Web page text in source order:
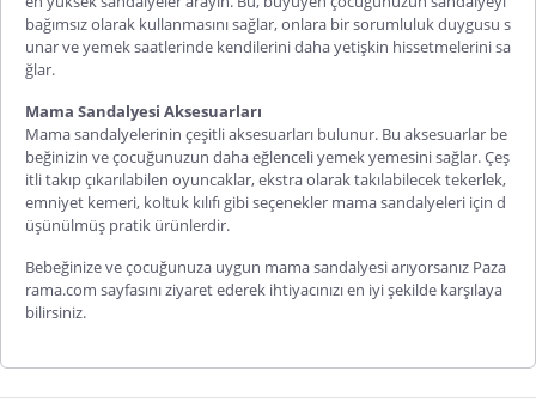
bağımsız olarak kullanmasını sağlar, onlara bir sorumluluk duygusu s
unar ve yemek saatlerinde kendilerini daha yetişkin hissetmelerini sa
ğlar.
Mama Sandalyesi Aksesuarları
Mama sandalyelerinin çeşitli aksesuarları bulunur. Bu aksesuarlar be
beğinizin ve çocuğunuzun daha eğlenceli yemek yemesini sağlar. Çeş
itli takıp çıkarılabilen oyuncaklar, ekstra olarak takılabilecek tekerlek,
emniyet kemeri, koltuk kılıfı gibi seçenekler mama sandalyeleri için d
üşünülmüş pratik ürünlerdir.
Bebeğinize ve çocuğunuza uygun mama sandalyesi arıyorsanız Paza
rama.com sayfasını ziyaret ederek ihtiyacınızı en iyi şekilde karşılaya
bilirsiniz.